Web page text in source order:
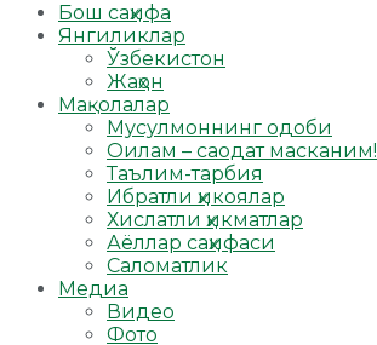
Бош саҳифа
Янгиликлар
Ўзбекистон
Жаҳон
Мақолалар
Мусулмоннинг одоби
Оилам – саодат масканим!
Таълим-тарбия
Ибратли ҳикоялар
Хислатли ҳикматлар
Аёллар саҳифаси
Саломатлик
Медиа
Видео
Фото